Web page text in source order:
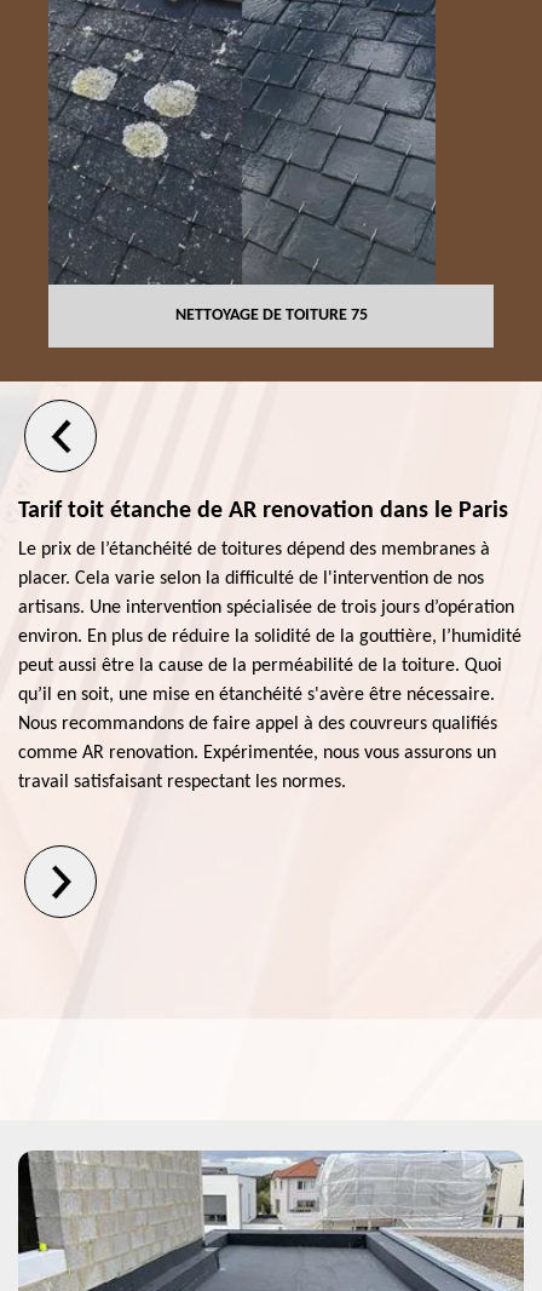
NETTOYAGE DE TOITURE 75
Tarif toit étanche de AR renovation dans le Paris
Le prix de l’étanchéité de toitures dépend des membranes à
placer. Cela varie selon la difficulté de l'intervention de nos
artisans. Une intervention spécialisée de trois jours d’opération
environ. En plus de réduire la solidité de la gouttière, l’humidité
peut aussi être la cause de la perméabilité de la toiture. Quoi
qu’il en soit, une mise en étanchéité s'avère être nécessaire.
Nous recommandons de faire appel à des couvreurs qualifiés
comme AR renovation. Expérimentée, nous vous assurons un
travail satisfaisant respectant les normes.